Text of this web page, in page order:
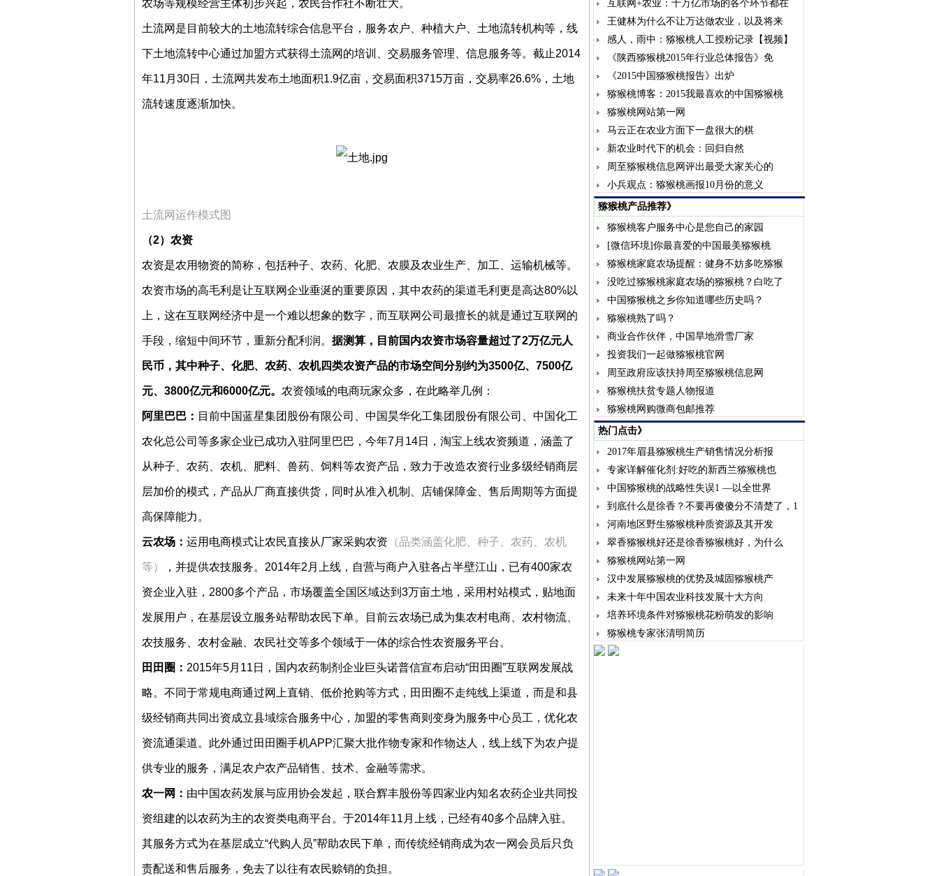
农场等规模经营主体初步兴起，农民合作社不断壮大。
土流网是目前较大的土地流转综合信息平台，服务农户、种植大户、土地流转机构等，线
下土地流转中心通过加盟方式获得土流网的培训、交易服务管理、信息服务等。截止2014
年11月30日，土流网共发布土地面积1.9亿亩，交易面积3715万亩，交易率26.6%，土地
流转速度逐渐加快。
土流网运作模式图
（2）农资
农资是农用物资的简称，包括种子、农药、化肥、农膜及农业生产、加工、运输机械等。
农资市场的高毛利是让互联网企业垂涎的重要原因，其中农药的渠道毛利更是高达80%以
上，这在互联网经济中是一个难以想象的数字，而互联网公司最擅长的就是通过互联网的
手段，缩短中间环节，重新分配利润。 据测算，目前国内农资市场容量超过了2万亿元人
民币，其中种子、化肥、农药、农机四类农资产品的市场空间分别约为3500亿、7500亿
元、3800亿元和6000亿元。 农资领域的电商玩家众多，在此略举几例：
阿里巴巴： 目前中国蓝星集团股份有限公司、中国昊华化工集团股份有限公司、中国化工
农化总公司等多家企业已成功入驻阿里巴巴，今年7月14日，淘宝上线农资频道，涵盖了
从种子、农药、农机、肥料、兽药、饲料等农资产品，致力于改造农资行业多级经销商层
层加价的模式，产品从厂商直接供货，同时从准入机制、店铺保障金、售后周期等方面提
高保障能力。
云农场： 运用电商模式让农民直接从厂家采购农资 （品类涵盖化肥、种子、农药、农机
等） ，并提供农技服务。2014年2月上线，自营与商户入驻各占半壁江山，已有400家农
资企业入驻，2800多个产品，市场覆盖全国区域达到3万亩土地，采用村站模式，贴地面
发展用户，在基层设立服务站帮助农民下单。目前云农场已成为集农村电商、农村物流、
农技服务、农村金融、农民社交等多个领域于一体的综合性农资服务平台。
田田圈： 2015年5月11日，国内农药制剂企业巨头诺普信宣布启动“田田圈”互联网发展战
略。不同于常规电商通过网上直销、低价抢购等方式，田田圈不走纯线上渠道，而是和县
级经销商共同出资成立县域综合服务中心，加盟的零售商则变身为服务中心员工，优化农
资流通渠道。此外通过田田圈手机APP汇聚大批作物专家和作物达人，线上线下为农户提
供专业的服务，满足农户农产品销售、技术、金融等需求。
农一网： 由中国农药发展与应用协会发起，联合辉丰股份等四家业内知名农药企业共同投
资组建的以农药为主的农资类电商平台。于2014年11月上线，已经有40多个品牌入驻。
其服务方式为在基层成立“代购人员”帮助农民下单，而传统经销商成为农一网会员后只负
责配送和售后服务，免去了以往有农民赊销的负担。
互联网+农业：十万亿市场的各个环节都在
王健林为什么不让万达做农业，以及将来
感人，雨中：猕猴桃人工授粉记录【视频】
《陕西猕猴桃2015年行业总体报告》免
《2015中国猕猴桃报告》出炉
猕猴桃博客：2015我最喜欢的中国猕猴桃
猕猴桃网站第一网
马云正在农业方面下一盘很大的棋
新农业时代下的机会：回归自然
周至猕猴桃信息网评出最受大家关心的
小兵观点：猕猴桃画报10月份的意义
猕猴桃产品推荐》
猕猴桃客户服务中心是您自己的家园
[微信环境]你最喜爱的中国最美猕猴桃
猕猴桃家庭农场提醒：健身不妨多吃猕猴
没吃过猕猴桃家庭农场的猕猴桃？白吃了
中国猕猴桃之乡你知道哪些历史吗？
猕猴桃熟了吗？
商业合作伙伴，中国旱地滑雪厂家
投资我们一起做猕猴桃官网
周至政府应该扶持周至猕猴桃信息网
猕猴桃扶贫专题人物报道
猕猴桃网购微商包邮推荐
热门点击》
2017年眉县猕猴桃生产销售情况分析报
专家详解催化剂:好吃的新西兰猕猴桃也
中国猕猴桃的战略性失误1 —以全世界
到底什么是徐香？不要再傻傻分不清楚了，1
河南地区野生猕猴桃种质资源及其开发
翠香猕猴桃好还是徐香猕猴桃好，为什么
猕猴桃网站第一网
汉中发展猕猴桃的优势及城固猕猴桃产
未来十年中国农业科技发展十大方向
培养环境条件对猕猴桃花粉萌发的影响
猕猴桃专家张清明简历